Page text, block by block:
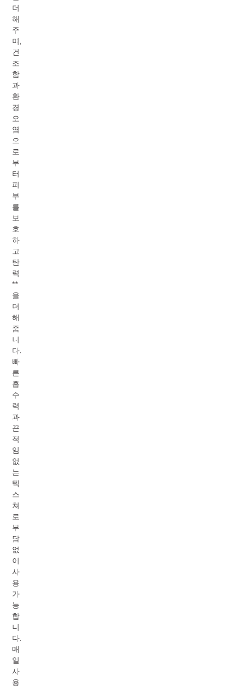
더
해
주
며,
건
조
함
과
환
경
오
염
으
로
부
터
피
부
를
보
호
하
고
탄
력
**
을
더
해
줍
니
다.
빠
른
흡
수
력
과
끈
적
임
없
는
텍
스
쳐
로
부
담
없
이
사
용
가
능
합
니
다.
매
일
사
용